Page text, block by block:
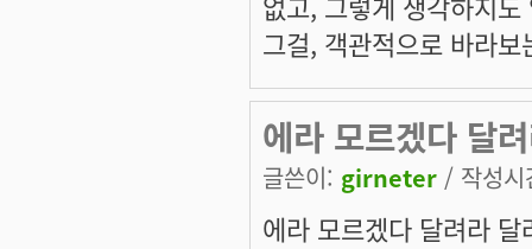
그걸, 객관적으로 바라
에라 모르겠다 달
글쓴이: girneter / 작성
에라 모르겠다 달려라 달